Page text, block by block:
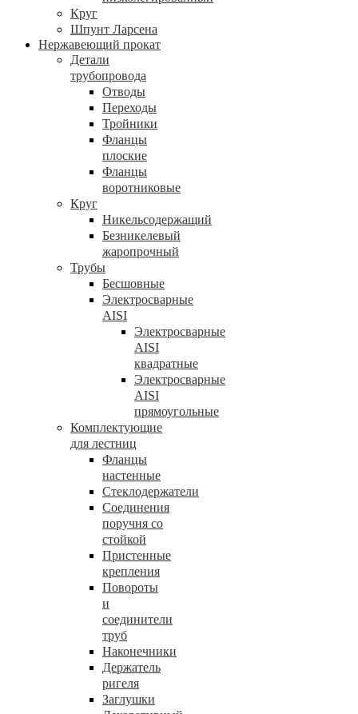
Круг
Шпунт Ларсена
Нержавеющий прокат
Детали
трубопровода
Отводы
Переходы
Тройники
Фланцы
плоские
Фланцы
воротниковые
Круг
Никельсодержащий
Безникелевый
жаропрочный
Трубы
Бесшовные
Электросварные
AISI
Электросварные
AISI
квадратные
Электросварные
AISI
прямоугольные
Комплектующие
для лестниц
Фланцы
настенные
Стеклодержатели
Соединения
поручня со
стойкой
Пристенные
крепления
Повороты
и
соединители
труб
Наконечники
Держатель
ригеля
Заглушки